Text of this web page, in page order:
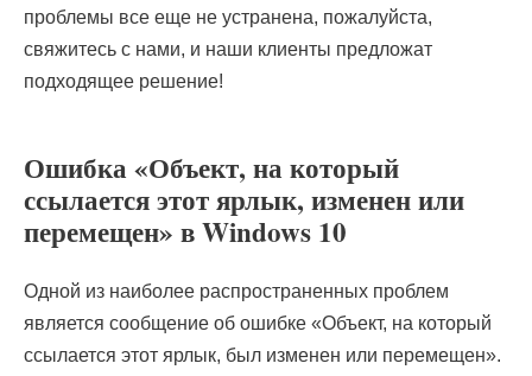
проблемы все еще не устранена, пожалуйста,
свяжитесь с нами, и наши клиенты предложат
подходящее решение!
Ошибка «Объект, на который
ссылается этот ярлык, изменен или
перемещен» в Windows 10
Одной из наиболее распространенных проблем
является сообщение об ошибке «Объект, на который
ссылается этот ярлык, был изменен или перемещен».